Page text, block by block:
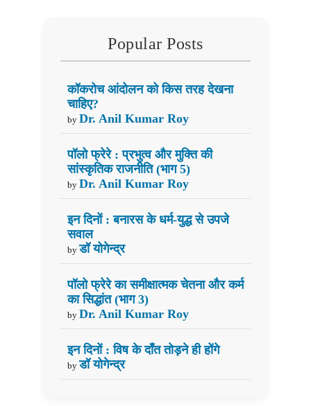
Popular Posts
कॉकरोच आंदोलन को किस तरह देखना
चाहिए?
by Dr. Anil Kumar Roy
पॉलो फ्रेरे : प्रभुत्व और मुक्ति की
सांस्कृतिक राजनीति (भाग 5)
by Dr. Anil Kumar Roy
इन दिनों : बनारस के धर्म-युद्ध से उपजे
सवाल
by डॉ योगेन्द्र
पॉलो फ्रेरे का समीक्षात्मक चेतना और कर्म
का सिद्धांत (भाग 3)
by Dr. Anil Kumar Roy
इन दिनों : विष के दाँत तोड़ने ही होंगे
by डॉ योगेन्द्र